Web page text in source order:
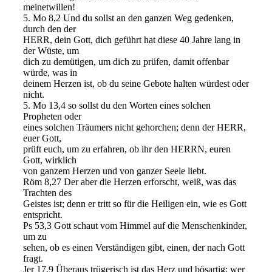
meinetwillen!
5. Mo 8,2 Und du sollst an den ganzen Weg gedenken,
durch den der
HERR, dein Gott, dich geführt hat diese 40 Jahre lang in
der Wüste, um
dich zu demütigen, um dich zu prüfen, damit offenbar
würde, was in
deinem Herzen ist, ob du seine Gebote halten würdest oder
nicht.
5. Mo 13,4 so sollst du den Worten eines solchen
Propheten oder
eines solchen Träumers nicht gehorchen; denn der HERR,
euer Gott,
prüft euch, um zu erfahren, ob ihr den HERRN, euren
Gott, wirklich
von ganzem Herzen und von ganzer Seele liebt.
Röm 8,27 Der aber die Herzen erforscht, weiß, was das
Trachten des
Geistes ist; denn er tritt so für die Heiligen ein, wie es Gott
entspricht.
Ps 53,3 Gott schaut vom Himmel auf die Menschenkinder,
um zu
sehen, ob es einen Verständigen gibt, einen, der nach Gott
fragt.
Jer 17,9 Überaus trügerisch ist das Herz und bösartig; wer